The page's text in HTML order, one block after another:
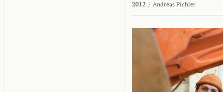
2012 / Andreas Pichler